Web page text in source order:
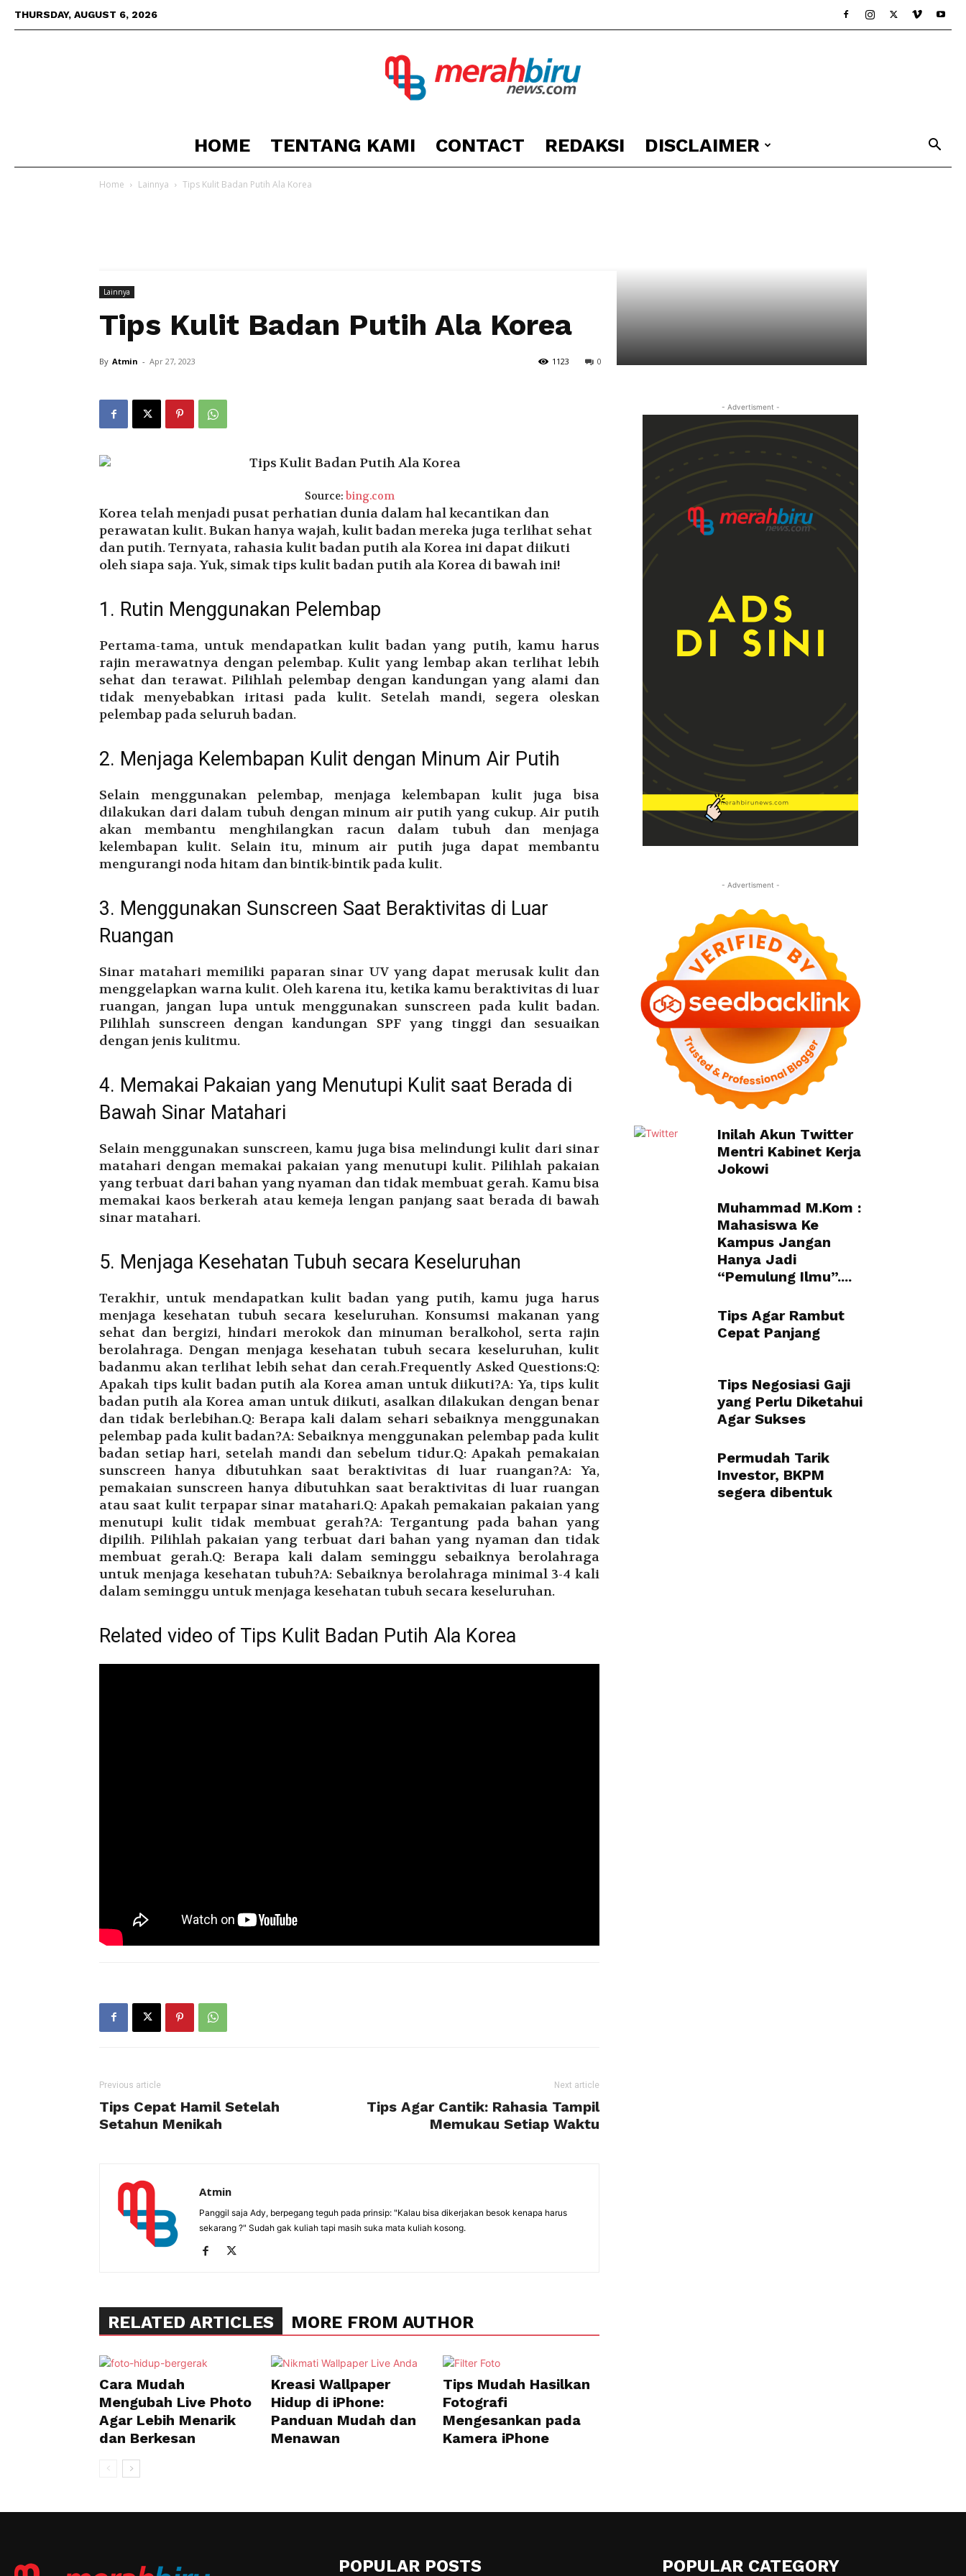
THURSDAY, AUGUST 6, 2026
Berita
HOME TENTANG KAMI CONTACT REDAKSI DISCLAIMER
Home Lainnya Tips Kulit Badan Putih Ala Korea
Lainnya
Tips Kulit Badan Putih Ala Korea
By Atmin - Apr 27, 2023 0
1123
Source: bing.com
Korea telah menjadi pusat perhatian dunia dalam hal kecantikan dan
perawatan kulit. Bukan hanya wajah, kulit badan mereka juga terlihat sehat
dan putih. Ternyata, rahasia kulit badan putih ala Korea ini dapat diikuti
oleh siapa saja. Yuk, simak tips kulit badan putih ala Korea di bawah ini!
1. Rutin Menggunakan Pelembap
Pertama-tama, untuk mendapatkan kulit badan yang putih, kamu harus
rajin merawatnya dengan pelembap. Kulit yang lembap akan terlihat lebih
sehat dan terawat. Pilihlah pelembap dengan kandungan yang alami dan
tidak menyebabkan iritasi pada kulit. Setelah mandi, segera oleskan
pelembap pada seluruh badan.
2. Menjaga Kelembapan Kulit dengan Minum Air Putih
Selain menggunakan pelembap, menjaga kelembapan kulit juga bisa
dilakukan dari dalam tubuh dengan minum air putih yang cukup. Air putih
akan membantu menghilangkan racun dalam tubuh dan menjaga
kelembapan kulit. Selain itu, minum air putih juga dapat membantu
mengurangi noda hitam dan bintik-bintik pada kulit.
3. Menggunakan Sunscreen Saat Beraktivitas di Luar
Ruangan
Sinar matahari memiliki paparan sinar UV yang dapat merusak kulit dan
menggelapkan warna kulit. Oleh karena itu, ketika kamu beraktivitas di luar
ruangan, jangan lupa untuk menggunakan sunscreen pada kulit badan.
Pilihlah sunscreen dengan kandungan SPF yang tinggi dan sesuaikan
dengan jenis kulitmu.
4. Memakai Pakaian yang Menutupi Kulit saat Berada di
Bawah Sinar Matahari
Selain menggunakan sunscreen, kamu juga bisa melindungi kulit dari sinar
matahari dengan memakai pakaian yang menutupi kulit. Pilihlah pakaian
yang terbuat dari bahan yang nyaman dan tidak membuat gerah. Kamu bisa
memakai kaos berkerah atau kemeja lengan panjang saat berada di bawah
sinar matahari.
5. Menjaga Kesehatan Tubuh secara Keseluruhan
Terakhir, untuk mendapatkan kulit badan yang putih, kamu juga harus
menjaga kesehatan tubuh secara keseluruhan. Konsumsi makanan yang
sehat dan bergizi, hindari merokok dan minuman beralkohol, serta rajin
berolahraga. Dengan menjaga kesehatan tubuh secara keseluruhan, kulit
badanmu akan terlihat lebih sehat dan cerah.Frequently Asked Questions:Q:
Apakah tips kulit badan putih ala Korea aman untuk diikuti?A: Ya, tips kulit
badan putih ala Korea aman untuk diikuti, asalkan dilakukan dengan benar
dan tidak berlebihan.Q: Berapa kali dalam sehari sebaiknya menggunakan
pelembap pada kulit badan?A: Sebaiknya menggunakan pelembap pada kulit
badan setiap hari, setelah mandi dan sebelum tidur.Q: Apakah pemakaian
sunscreen hanya dibutuhkan saat beraktivitas di luar ruangan?A: Ya,
pemakaian sunscreen hanya dibutuhkan saat beraktivitas di luar ruangan
atau saat kulit terpapar sinar matahari.Q: Apakah pemakaian pakaian yang
menutupi kulit tidak membuat gerah?A: Tergantung pada bahan yang
dipilih. Pilihlah pakaian yang terbuat dari bahan yang nyaman dan tidak
membuat gerah.Q: Berapa kali dalam seminggu sebaiknya berolahraga
untuk menjaga kesehatan tubuh?A: Sebaiknya berolahraga minimal 3-4 kali
dalam seminggu untuk menjaga kesehatan tubuh secara keseluruhan.
Related video of Tips Kulit Badan Putih Ala Korea
Previous article
Tips Cepat Hamil Setelah
Setahun Menikah
Next article
Tips Agar Cantik: Rahasia Tampil
Memukau Setiap Waktu
Atmin
Panggil saja Ady, berpegang teguh pada prinsip: "Kalau bisa dikerjakan besok kenapa harus
sekarang ?" Sudah gak kuliah tapi masih suka mata kuliah kosong.
RELATED ARTICLES MORE FROM AUTHOR
Cara Mudah
Mengubah Live Photo
Agar Lebih Menarik
dan Berkesan
Kreasi Wallpaper
Hidup di iPhone:
Panduan Mudah dan
Menawan
Tips Mudah Hasilkan
Fotografi
Mengesankan pada
Kamera iPhone
- Advertisment -
- Advertisment -
Inilah Akun Twitter
Mentri Kabinet Kerja
Jokowi
Muhammad M.Kom :
Mahasiswa Ke
Kampus Jangan
Hanya Jadi
“Pemulung Ilmu”....
Tips Agar Rambut
Cepat Panjang
Tips Negosiasi Gaji
yang Perlu Diketahui
Agar Sukses
Permudah Tarik
Investor, BKPM
segera dibentuk
POPULAR POSTS POPULAR CATEGORY